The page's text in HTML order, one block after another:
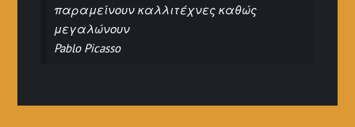
παραμείνουν καλλιτέχνες καθώς
μεγαλώνουν
Pablo Picasso